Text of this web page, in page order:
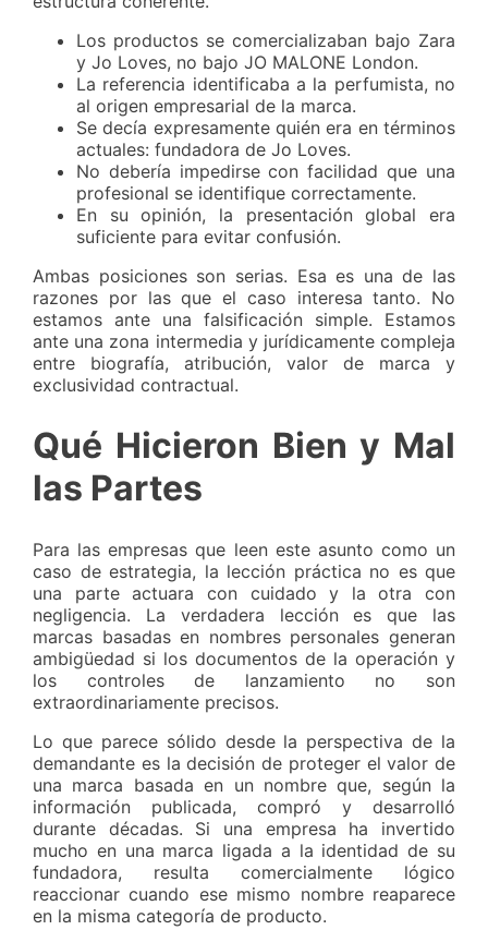
Los productos se comercializaban bajo Zara
y Jo Loves, no bajo JO MALONE London.
La referencia identificaba a la perfumista, no
al origen empresarial de la marca.
Se decía expresamente quién era en términos
actuales: fundadora de Jo Loves.
No debería impedirse con facilidad que una
profesional se identifique correctamente.
En su opinión, la presentación global era
suficiente para evitar confusión.
Ambas posiciones son serias. Esa es una de las
razones por las que el caso interesa tanto. No
estamos ante una falsificación simple. Estamos
ante una zona intermedia y jurídicamente compleja
entre biografía, atribución, valor de marca y
exclusividad contractual.
Qué Hicieron Bien y Mal
las Partes
Para las empresas que leen este asunto como un
caso de estrategia, la lección práctica no es que
una parte actuara con cuidado y la otra con
negligencia. La verdadera lección es que las
marcas basadas en nombres personales generan
ambigüedad si los documentos de la operación y
los controles de lanzamiento no son
extraordinariamente precisos.
Lo que parece sólido desde la perspectiva de la
demandante es la decisión de proteger el valor de
una marca basada en un nombre que, según la
información publicada, compró y desarrolló
durante décadas. Si una empresa ha invertido
mucho en una marca ligada a la identidad de su
fundadora, resulta comercialmente lógico
reaccionar cuando ese mismo nombre reaparece
en la misma categoría de producto.